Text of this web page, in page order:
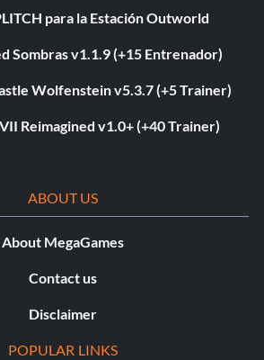
para la Estación Outworld
Sombras v1.1.9 (+15 Entrenador)
Wolfenstein v5.3.7 (+5 Trainer)
Reimagined v1.0+ (+40 Trainer)
ABOUT US
About MegaGames
Contact us
Disclaimer
POPULAR LINKS